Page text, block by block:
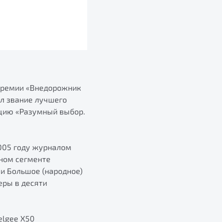
«Внедорожник
звание лучшего
«Разумный выбор.
году журналом
сегменте
Большое (народное)
в десяти
X50